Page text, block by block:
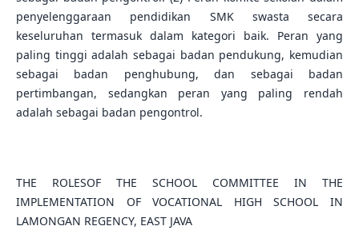
penyelenggaraan pendidikan SMK swasta secara
keseluruhan termasuk dalam kategori baik. Peran yang
paling tinggi adalah sebagai badan pendukung, kemudian
sebagai badan penghubung, dan sebagai badan
pertimbangan, sedangkan peran yang paling rendah
adalah sebagai badan pengontrol.
THE ROLESOF THE SCHOOL COMMITTEE IN THE
IMPLEMENTATION OF VOCATIONAL HIGH SCHOOL IN
LAMONGAN REGENCY, EAST JAVA